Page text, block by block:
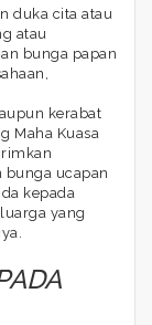
duka cita atau
atau
bunga papan
kerabat
Maha Kuasa
bunga ucapan
kepada
yang